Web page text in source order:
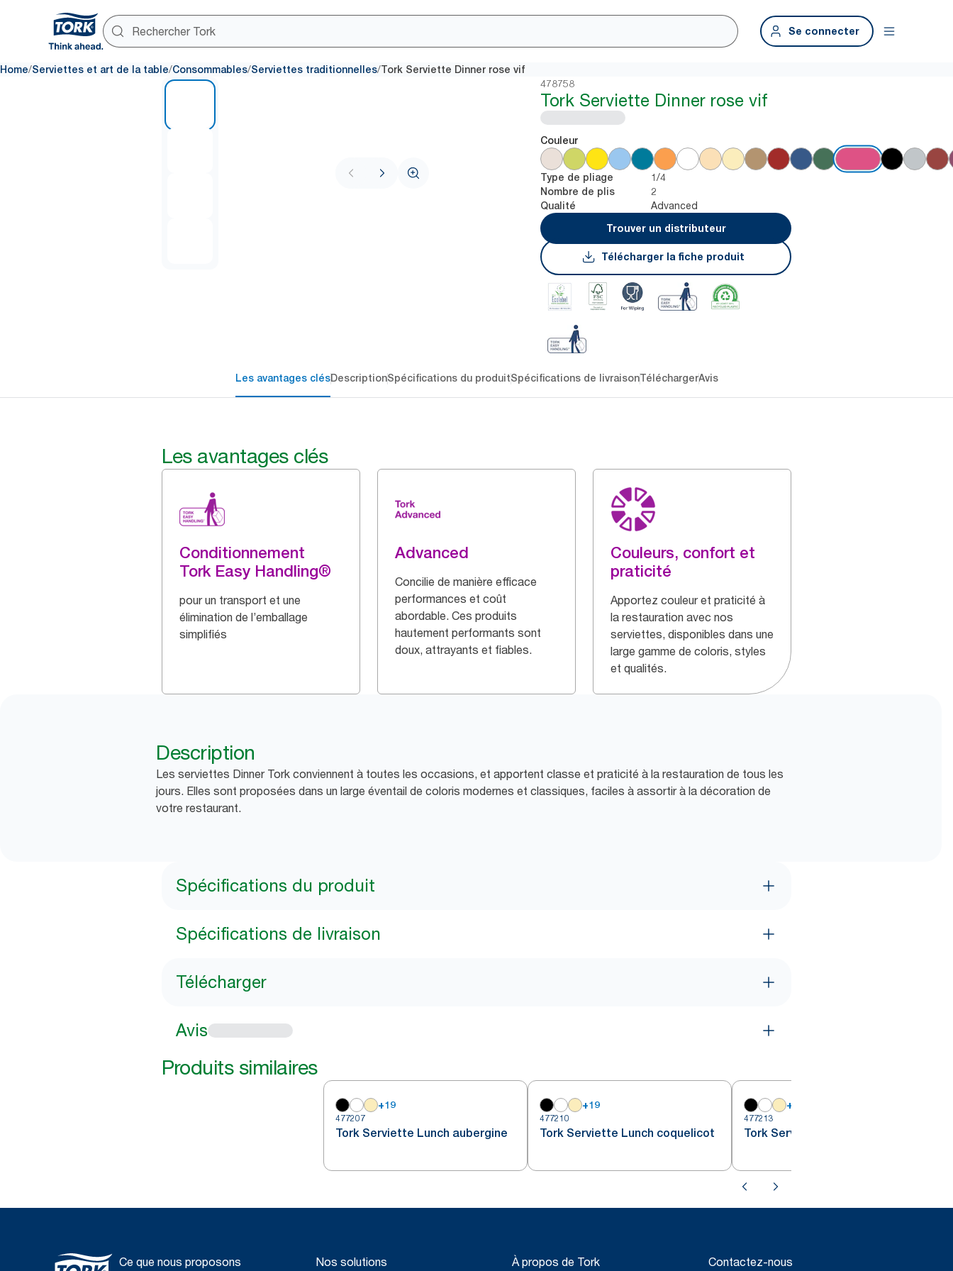
Se connecter
Home/Serviettes et art de la table/Consommables/Serviettes traditionnelles/Tork Serviette Dinner rose vif
478758
Tork Serviette Dinner rose vif
Couleur
Type de pliage 1/4
Nombre de plis 2
Qualité
Advanced
Trouver un distributeur
Télécharger la fiche produit
Les avantages clésDescriptionSpécifications du produitSpécifications de livraisonTéléchargerAvis
Les avantages clés
Conditionnement
Tork Easy Handling®
pour un transport et une
élimination de l’emballage
simplifiés
Advanced
Concilie de manière efficace
performances et coût
abordable. Ces produits
hautement performants sont
doux, attrayants et fiables.
Couleurs, confort et
praticité
Apportez couleur et praticité à
la restauration avec nos
serviettes, disponibles dans une
large gamme de coloris, styles
et qualités.
Description
Les serviettes Dinner Tork conviennent à toutes les occasions, et apportent classe et praticité à la restauration de tous les
jours. Elles sont proposées dans un large éventail de coloris modernes et classiques, faciles à assortir à la décoration de
votre restaurant.
Spécifications du produit
Spécifications de livraison
Télécharger
Avis
Produits similaires
+19
477207
Tork Serviette Lunch aubergine
+19
477210
Tork Serviette Lunch coquelicot
+
477213
Tork Serviette Lunch bordeaux
Ce que nous proposons Nos solutions À propos de Tork Contactez-nous